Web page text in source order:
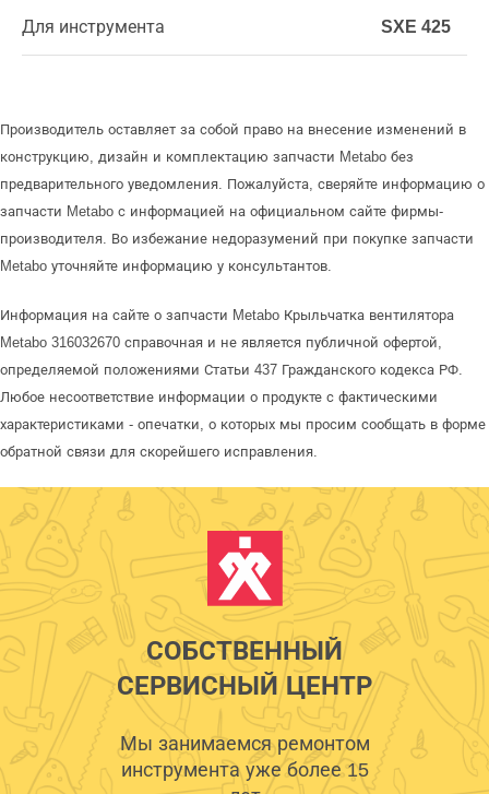
Для инструмента SXE 425
Производитель оставляет за собой право на внесение изменений в
конструкцию, дизайн и комплектацию запчасти Metabo без
предварительного уведомления. Пожалуйста, сверяйте информацию о
запчасти Metabo с информацией на официальном сайте фирмы-
производителя. Во избежание недоразумений при покупке запчасти
Metabo уточняйте информацию у консультантов.
Информация на сайте о запчасти Metabo Крыльчатка вентилятора
Metabo 316032670 справочная и не является публичной офертой,
определяемой положениями Статьи 437 Гражданского кодекса РФ.
Любое несоответствие информации о продукте с фактическими
характеристиками - опечатки, о которых мы просим сообщать в форме
обратной связи для скорейшего исправления.
СОБСТВЕННЫЙ
СЕРВИСНЫЙ ЦЕНТР
Мы занимаемся ремонтом
инструмента уже более 15